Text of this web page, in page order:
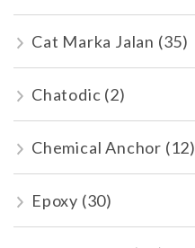
Cat Marka Jalan (35)
Chatodic (2)
Chemical Anchor (12)
Epoxy (30)